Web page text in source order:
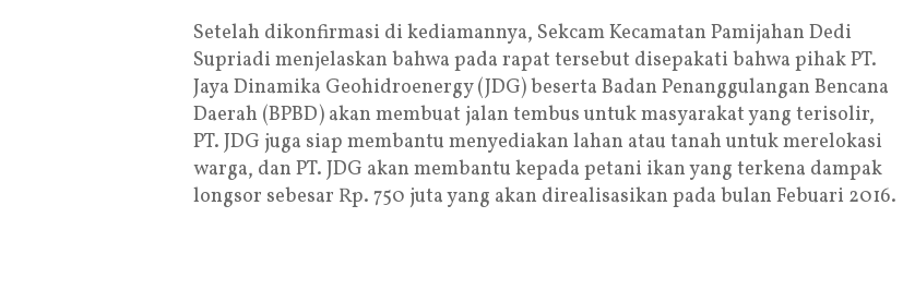
Setelah dikonfirmasi di kediamannya, Sekcam Kecamatan Pamijahan Dedi
Supriadi menjelaskan bahwa pada rapat tersebut disepakati bahwa pihak PT.
Jaya Dinamika Geohidroenergy (JDG) beserta Badan Penanggulangan Bencana
Daerah (BPBD) akan membuat jalan tembus untuk masyarakat yang terisolir,
PT. JDG juga siap membantu menyediakan lahan atau tanah untuk merelokasi
warga, dan PT. JDG akan membantu kepada petani ikan yang terkena dampak
longsor sebesar Rp. 750 juta yang akan direalisasikan pada bulan Febuari 2016.